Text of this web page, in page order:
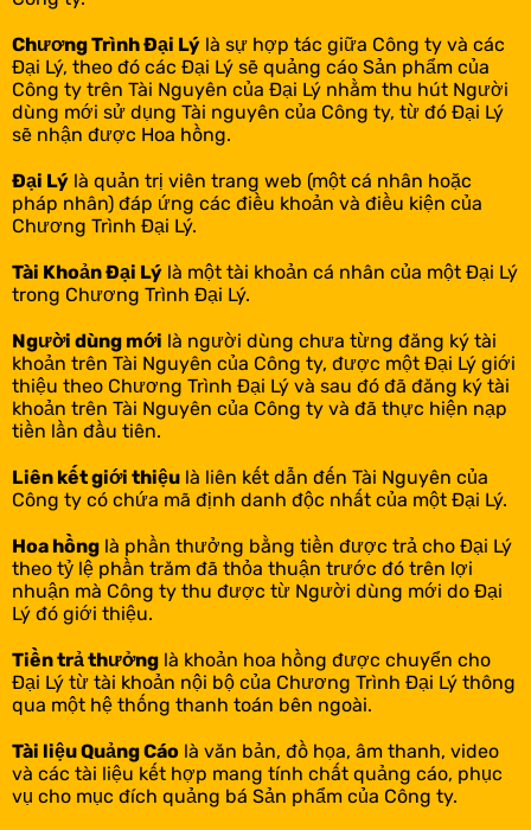
Chương Trình Đại Lý là sự hợp tác giữa Công ty và các
Đại Lý, theo đó các Đại Lý sẽ quảng cáo Sản phẩm của
Công ty trên Tài Nguyên của Đại Lý nhằm thu hút Người
dùng mới sử dụng Tài nguyên của Công ty, từ đó Đại Lý
sẽ nhận được Hoa hồng.
Đại Lý là quản trị viên trang web (một cá nhân hoặc
pháp nhân) đáp ứng các điều khoản và điều kiện của
Chương Trình Đại Lý.
Tài Khoản Đại Lý là một tài khoản cá nhân của một Đại Lý
trong Chương Trình Đại Lý.
Người dùng mới là người dùng chưa từng đăng ký tài
khoản trên Tài Nguyên của Công ty, được một Đại Lý giới
thiệu theo Chương Trình Đại Lý và sau đó đã đăng ký tài
khoản trên Tài Nguyên của Công ty và đã thực hiện nạp
tiền lần đầu tiên.
Liên kết giới thiệu là liên kết dẫn đến Tài Nguyên của
Công ty có chứa mã định danh độc nhất của một Đại Lý.
Hoa hồng là phần thưởng bằng tiền được trả cho Đại Lý
theo tỷ lệ phần trăm đã thỏa thuận trước đó trên lợi
nhuận mà Công ty thu được từ Người dùng mới do Đại
Lý đó giới thiệu.
Tiền trả thưởng là khoản hoa hồng được chuyển cho
Đại Lý từ tài khoản nội bộ của Chương Trình Đại Lý thông
qua một hệ thống thanh toán bên ngoài.
Tài liệu Quảng Cáo là văn bản, đồ họa, âm thanh, video
và các tài liệu kết hợp mang tính chất quảng cáo, phục
vụ cho mục đích quảng bá Sản phẩm của Công ty.